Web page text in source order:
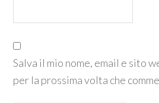
Salva il mio nome, email e sito
per la prossima volta che